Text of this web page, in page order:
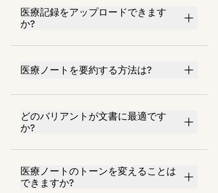
医療記録をアップロードできます
か?
医療ノートを要約する方法は?
どのバリアントが文書に最適です
か?
医療ノートのトーンを変えることは
できますか?